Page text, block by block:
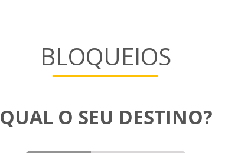
BLOQUEIOS
QUAL O SEU DESTINO?